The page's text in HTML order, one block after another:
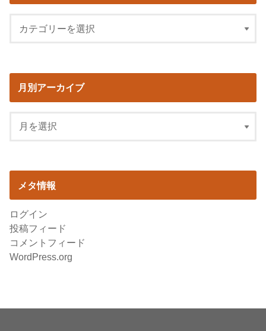
月別アーカイブ
メタ情報
ログイン
投稿フィード
コメントフィード
WordPress.org